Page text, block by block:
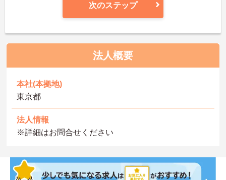
次のステップ
法人概要
本社(本拠地)
東京都
法人情報
※詳細はお問合せください